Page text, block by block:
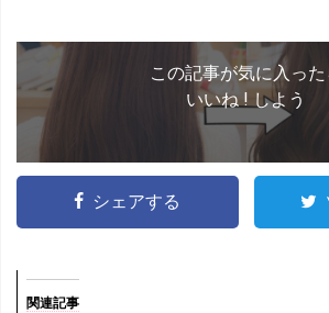
この記事が気に入った
いいね ! しよう
シェアする
関連記事